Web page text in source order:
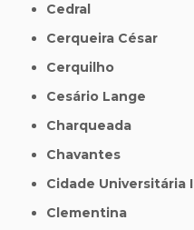
Cedral
Cerqueira César
Cerquilho
Cesário Lange
Charqueada
Chavantes
Cidade Universitária I
Clementina